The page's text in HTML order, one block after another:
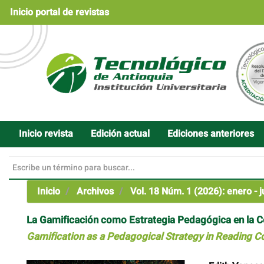
Navegación
principal
Contenido
principal
Barra
lateral
Inicio portal de revistas
Inicio revista Edición actual Ediciones anteriores
Inicio
Archivos Vol. 18 Núm. 1 (2026): enero -
La Gamificación como Estrategia Pedagógica en la
Gamification as a Pedagogical Strategy in Reading